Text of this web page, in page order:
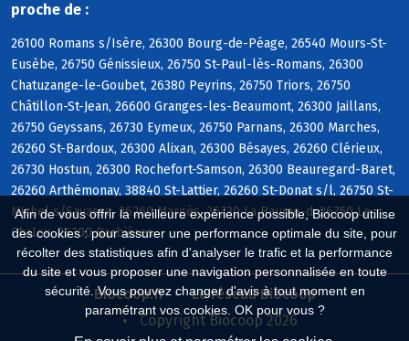
Afin de vous offrir la meilleure expérience possible, Biocoop utilise
des cookies : pour assurer une performance optimale du site, pour
récolter des statistiques afin d'analyser le trafic et la performance
du site et vous proposer une navigation personnalisée en toute
sécurité. Vous pouvez changer d'avis à tout moment en
paramétrant vos cookies. OK pour vous ?
proche de :
26100 Romans s/Isère, 26300 Bourg-de-Péage, 26540 Mours-St-
Eusèbe, 26750 Génissieux, 26750 St-Paul-lès-Romans, 26300
Chatuzange-le-Goubet, 26380 Peyrins, 26750 Triors, 26750
Châtillon-St-Jean, 26600 Granges-les-Beaumont, 26300 Jaillans,
26750 Geyssans, 26730 Eymeux, 26750 Parnans, 26300 Marches,
26260 St-Bardoux, 26300 Alixan, 26300 Bésayes, 26260 Clérieux,
26730 Hostun, 26300 Rochefort-Samson, 26300 Beauregard-Baret,
26260 Arthémonay, 38840 St-Lattier, 26260 St-Donat s/l, 26750 St-
Michel s/Savasse, 26260 Margès, 26730 La Baume-d, 26350 Le
Chalon, 26300 Barbières
Biocoop.fr
Le réseau Biocoop
Copyright Biocoop 2026